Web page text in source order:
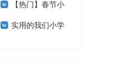
春节》小学作文3篇
【热门】春节小
学作文400字四篇
实用的我们小学